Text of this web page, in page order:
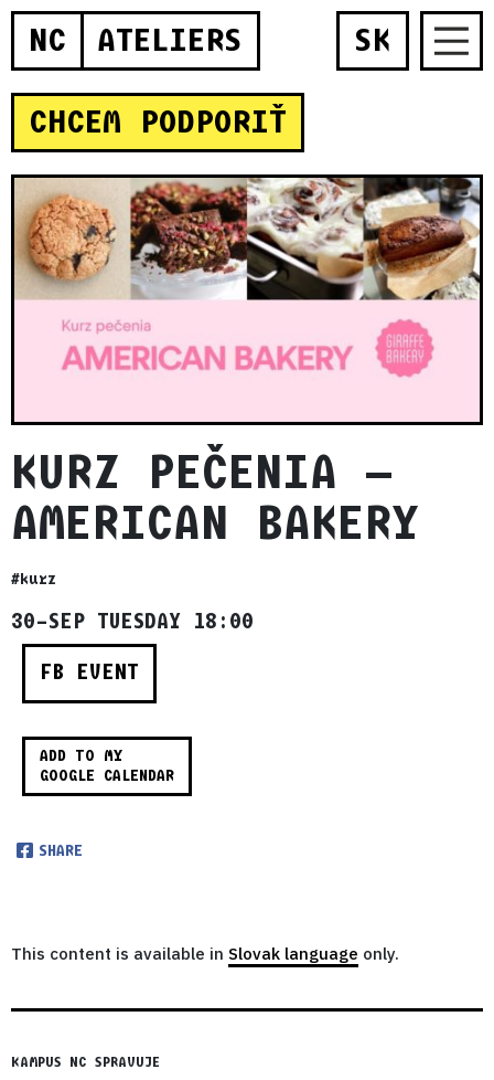
NC ATELIERS SK
CHCEM PODPORIŤ
KURZ PEČENIA —
AMERICAN BAKERY
#kurz
30–SEP TUESDAY 18:00
FB EVENT
ADD TO MY
GOOGLE CALENDAR
SHARE
This content is available in Slovak language only.
KAMPUS NC SPRAVUJE